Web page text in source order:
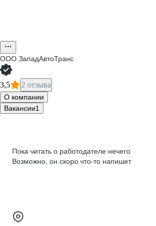
ООО ЗападАвтоТранс
3,5 2 отзыва
О компании
Вакансии1
Пока читать о работодателе нечего
Возможно, он скоро что‑то напишет